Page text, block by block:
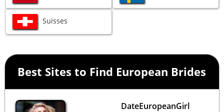
Suisses
Best Sites to Find European Brides
DateEuropeanGirl